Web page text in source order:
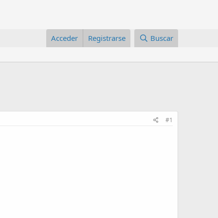
Acceder Registrarse Buscar
#1